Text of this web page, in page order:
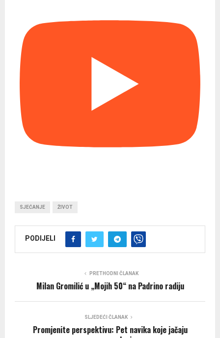
SJEĆANJE ŽIVOT
PODIJELI
PRETHODNI ČLANAK
Milan Gromilić u „Mojih 50“ na Padrino radiju
SLJEDEĆI ČLANAK
Promjenite perspektivu: Pet navika koje jačaju